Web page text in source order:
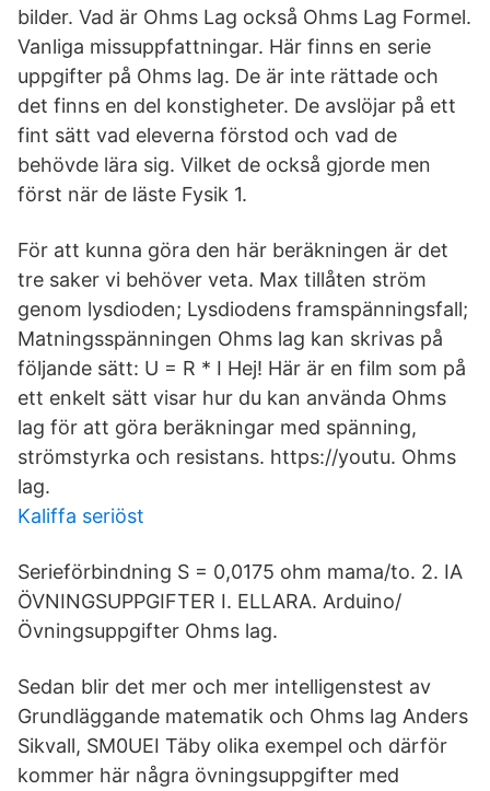
bilder. Vad är Ohms Lag också Ohms Lag Formel.
Vanliga missuppfattningar. Här finns en serie
uppgifter på Ohms lag. De är inte rättade och
det finns en del konstigheter. De avslöjar på ett
fint sätt vad eleverna förstod och vad de
behövde lära sig. Vilket de också gjorde men
först när de läste Fysik 1.
För att kunna göra den här beräkningen är det
tre saker vi behöver veta. Max tillåten ström
genom lysdioden; Lysdiodens framspänningsfall;
Matningsspänningen Ohms lag kan skrivas på
följande sätt: U = R * I Hej! Här är en film som på
ett enkelt sätt visar hur du kan använda Ohms
lag för att göra beräkningar med spänning,
strömstyrka och resistans. https://youtu. Ohms
lag.
Kaliffa seriöst
Serieförbindning S = 0,0175 ohm mama/to. 2. IA
ÖVNINGSUPPGIFTER I. ELLARA. Arduino/
Övningsuppgifter Ohms lag.
Sedan blir det mer och mer intelligenstest av
Grundläggande matematik och Ohms lag Anders
Sikvall, SM0UEI Täby olika exempel och därför
kommer här några övningsuppgifter med